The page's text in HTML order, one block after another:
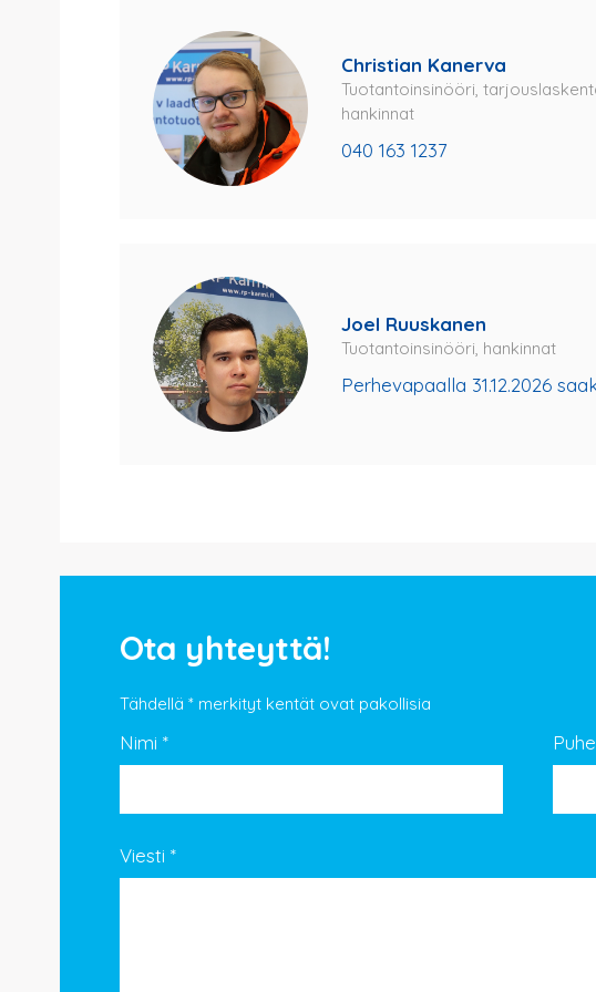
Christian Kanerva
Tuotantoinsinööri,
hankinnat
040 163 1237
Joel Ruuskanen
Tuotantoinsinööri, hankinnat
Perhevapaalla 31.12.2026
Ota yhteyttä!
Tähdellä *merkityt kentät ovat pakollisia
Nimi *
Viesti *